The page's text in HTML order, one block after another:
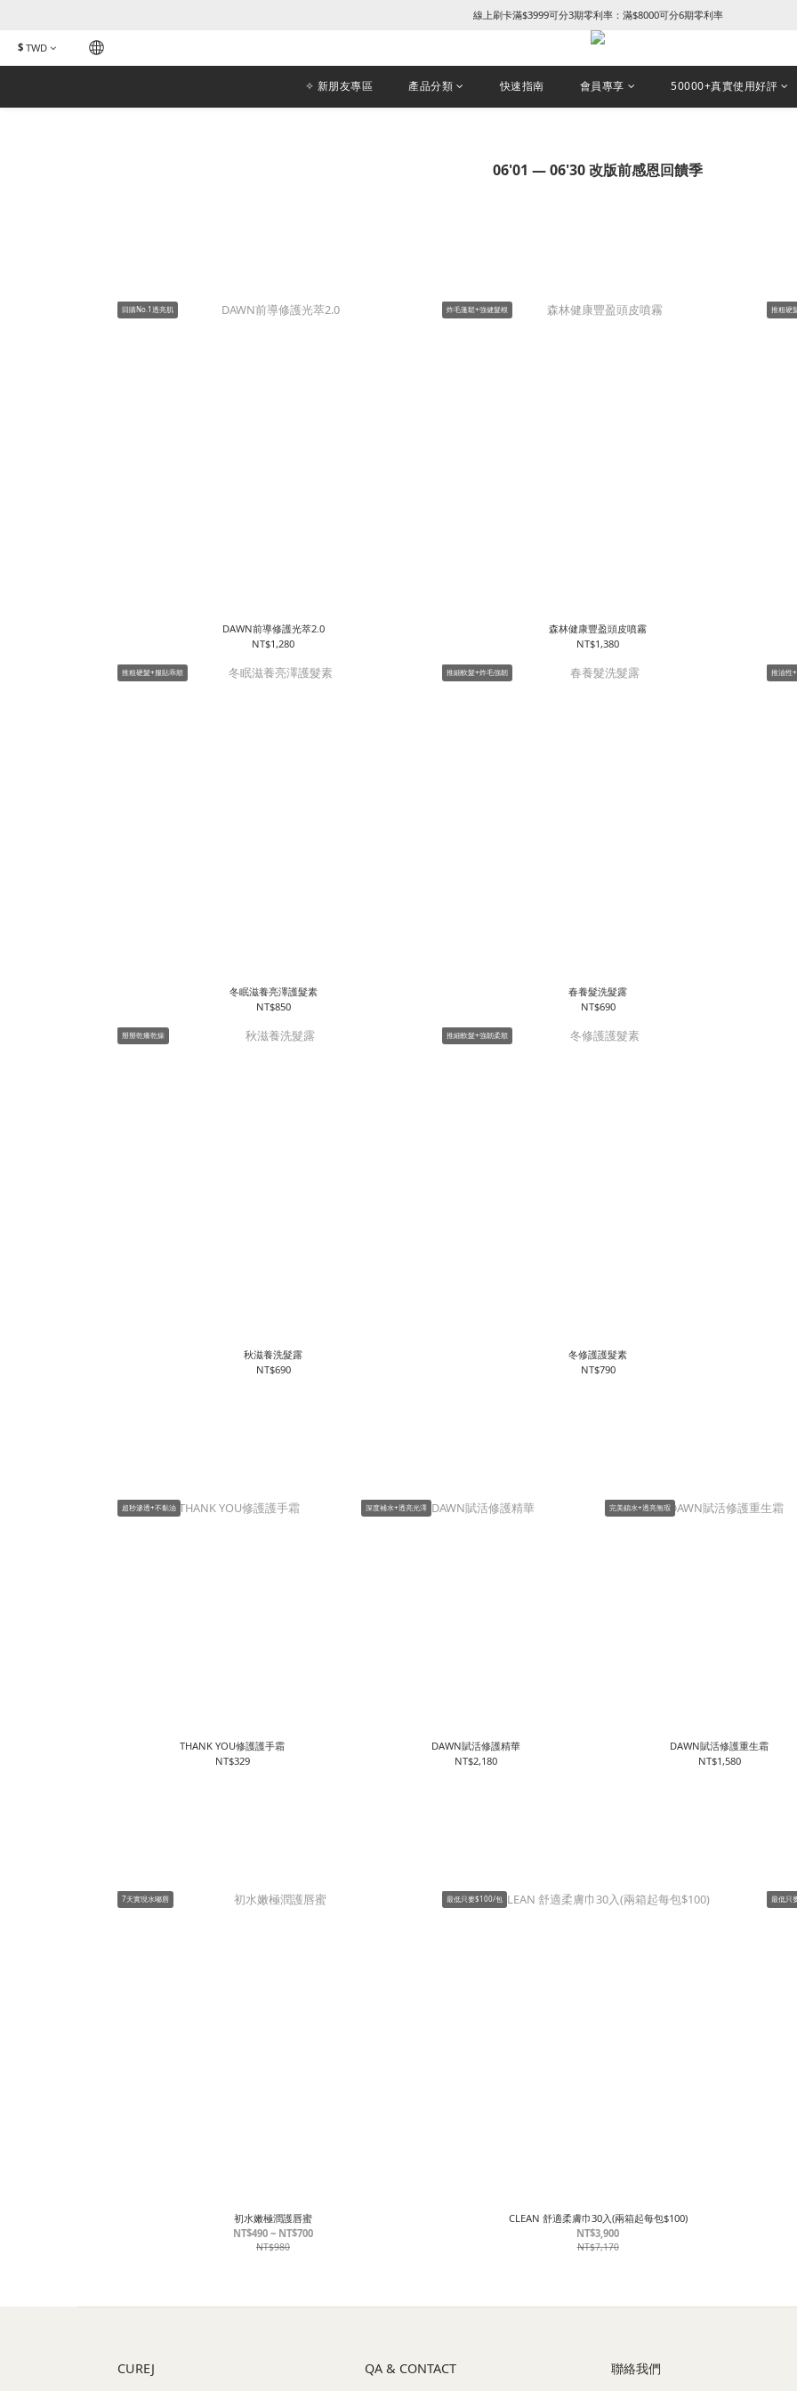
꒰ 新朋友加入會員及填寫生日享NT$50 + 生日禮金 ꒱
線上刷卡滿$3999可分3期零利率：滿$8000可分6期零利率
加入LINE好友綁定官網會員卡即贈Thank you修護護手霜
$ TWD
✧ 新朋友專區 產品分類 快速指南 會員專享 50000+真實使用好評
06'01 — 06'30 改版前感恩回饋季
回購No.1透亮肌
DAWN前導修護光萃2.0
NT$1,280
炸毛蓬鬆+強健髮根
森林健康豐盈頭皮噴霧
NT$1,380
推粗硬
推粗硬髮+服貼乖順
冬眠滋養亮澤護髮素
NT$850
推細軟髮+炸毛強韌
春養髮洗髮露
NT$690
推油性
掰掰乾癢乾燥
秋滋養洗髮露
NT$690
推細軟髮+強韌柔順
冬修護護髮素
NT$790
超秒滲透+不黏油
THANK YOU修護護手霜
NT$329
深度補水+透亮光澤
DAWN賦活修護精華
NT$2,180
完美鎖水+透亮無瑕
DAWN賦活修護重生霜
NT$1,580
7天實現水嘟唇
初水嫩極潤護唇蜜
NT$490 ~ NT$700
NT$980
最低只要$100/包
CLEAN 舒適柔膚巾30入(兩箱起每包$100)
NT$3,900
NT$7,170
最低只
CUREJ QA & CONTACT 聯絡我們